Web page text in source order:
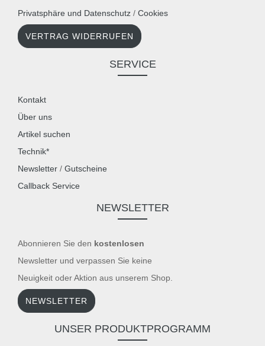
Privatsphäre und Datenschutz / Cookies
VERTRAG WIDERRUFEN
SERVICE
Kontakt
Über uns
Artikel suchen
Technik*
Newsletter / Gutscheine
Callback Service
NEWSLETTER
Abonnieren Sie den kostenlosen
Newsletter und verpassen Sie keine
Neuigkeit oder Aktion aus unserem Shop.
NEWSLETTER
UNSER PRODUKTPROGRAMM